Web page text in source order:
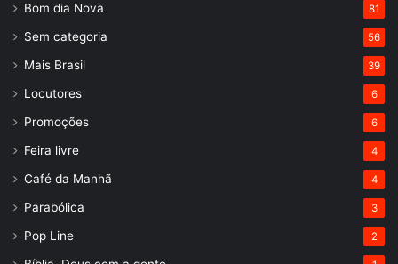
Bom dia Nova 81
Sem categoria 56
Mais Brasil 39
Locutores 6
Promoções 6
Feira livre 4
Café da Manhã 4
Parabólica 3
Pop Line 2